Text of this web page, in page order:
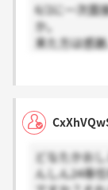
6/2に一次面
か。
来た方は感
どなたかお
んしん24専